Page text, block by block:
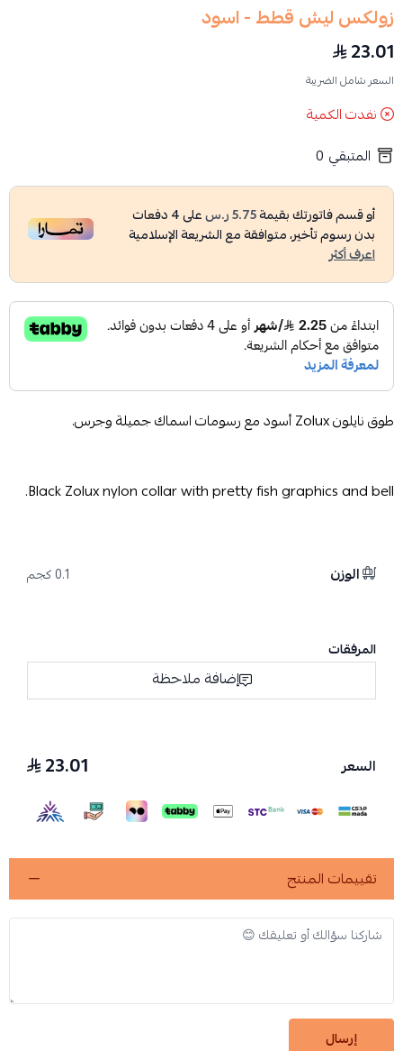
زولكس ليش قطط - اسود
23.01
السعر شامل الضريبة
نفدت الكمية
المتبقي 0
أو قسم فاتورتك بقيمة5.75 ر.س على4دفعات
بدون رسوم تأخير، متوافقة مع الشريعة الإسلامية
اعرف أكثر
طوق نايلون Zolux أسود مع رسومات اسماك جميلة وجرس.
Black Zolux nylon collar with pretty fish graphics and bell.
الوزن 0.1 كجم
المرفقات
إضافة ملاحظة
السعر 23.01
تقييمات المنتج
إرسال